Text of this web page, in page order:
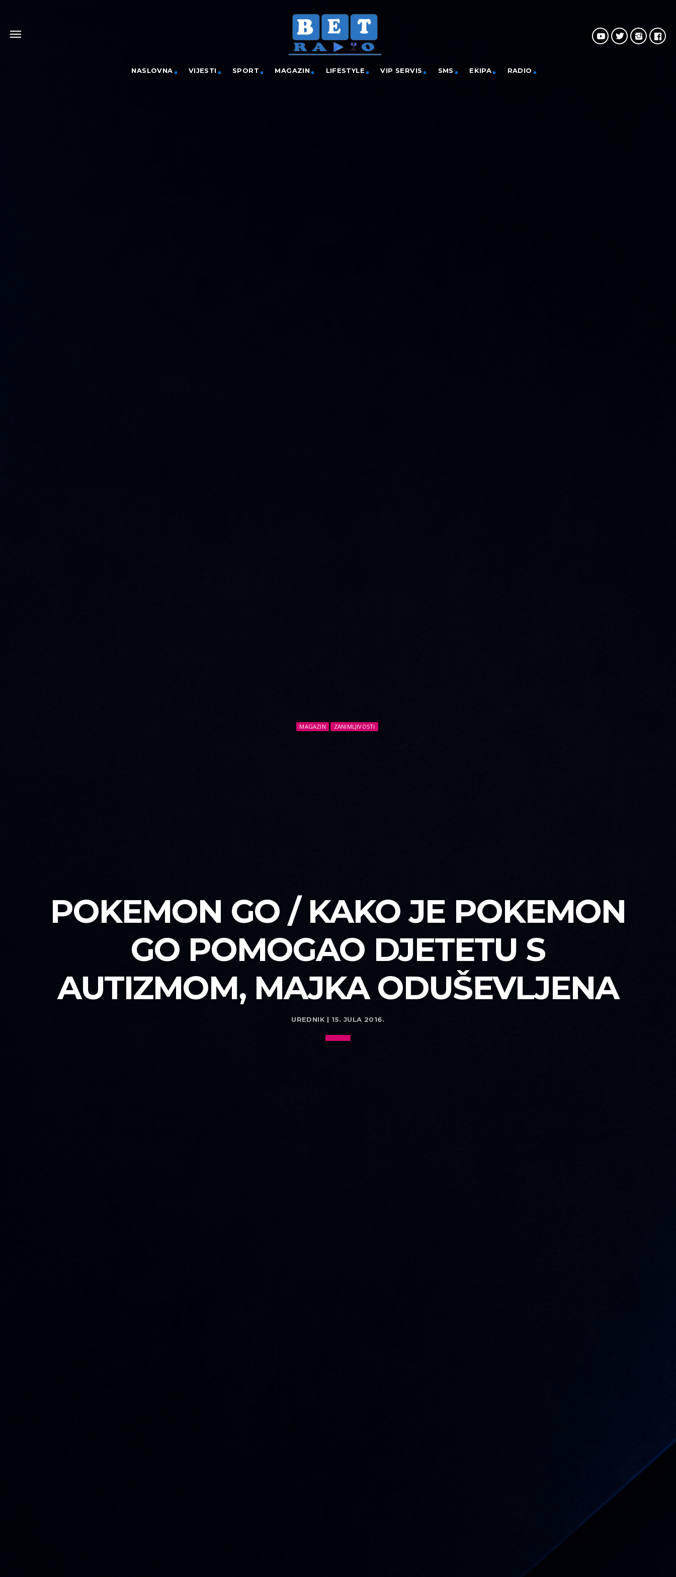
NASLOVNA VIJESTI SPORT MAGAZIN LIFESTYLE VIP SERVIS SMS EKIPA RADIO
MAGAZIN ZANIMLJIVOSTI
POKEMON GO / KAKO JE POKEMON
GO POMOGAO DJETETU S
AUTIZMOM, MAJKA ODUŠEVLJENA
UREDNIK | 15. JULA 2016.